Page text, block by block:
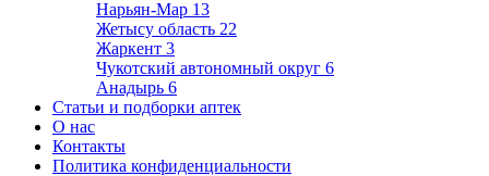
Нарьян-Мар 13
Жетысу область 22
Жаркент 3
Чукотский автономный округ 6
Анадырь 6
Статьи и подборки аптек
О нас
Контакты
Политика конфиденциальности